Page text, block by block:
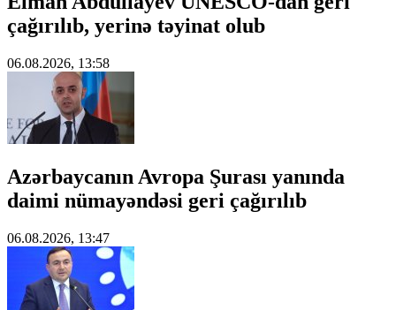
çağırılıb, yerinə təyinat olub
06.08.2026, 13:58
Azərbaycanın Avropa Şurası yanında
daimi nümayəndəsi geri çağırılıb
06.08.2026, 13:47